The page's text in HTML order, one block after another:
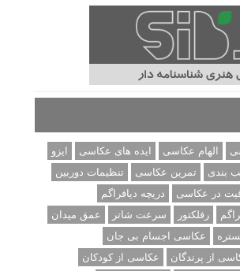
الهام عکاسی ایده های عکاسی
ایزو
بندی تمرین عکاسی
تنظیمات دوربین
در عکاسی
دریچه دیافراگم
رفلکتور سرعت شاتر
عمق میدان
عکاسی اجسام بی جان
از پرندگان
عکاسی از کودکان